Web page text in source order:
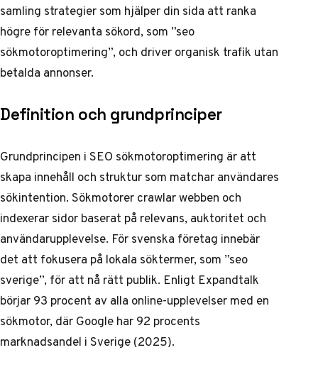
samling strategier som hjälper din sida att ranka
högre för relevanta sökord, som ”seo
sökmotoroptimering”, och driver organisk trafik utan
betalda annonser.
Definition och grundprinciper
Grundprincipen i SEO sökmotoroptimering är att
skapa innehåll och struktur som matchar användares
sökintention. Sökmotorer crawlar webben och
indexerar sidor baserat på relevans, auktoritet och
användarupplevelse. För svenska företag innebär
det att fokusera på lokala söktermer, som ”seo
sverige”, för att nå rätt publik. Enligt Expandtalk
börjar 93 procent av alla online-upplevelser med en
sökmotor, där Google har 92 procents
marknadsandel i Sverige (2025).